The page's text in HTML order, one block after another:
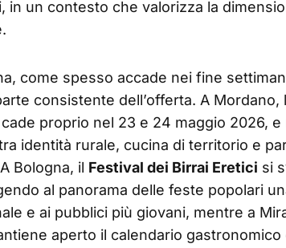
in un contesto che valorizza la
come spesso accade nei fine
consistente dell’offerta. A Mordano,
cade proprio nel 23 e 24 maggio 2026,
identità rurale, cucina di territorio e
Bologna, il Festival dei Birrai Eretici si
al panorama delle feste popolari
e ai pubblici più giovani, mentre a
aperto il calendario gastronomico